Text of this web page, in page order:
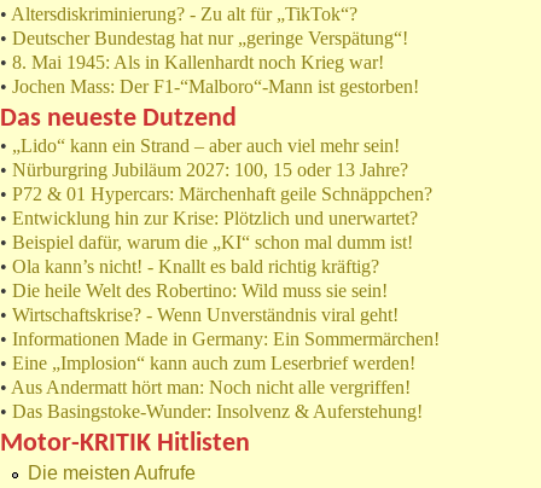
• Altersdiskriminierung? - Zu alt für „TikTok“?
• Deutscher Bundestag hat nur „geringe Verspätung“!
• 8. Mai 1945: Als in Kallenhardt noch Krieg war!
• Jochen Mass: Der F1-“Malboro“-Mann ist gestorben!
Das neueste Dutzend
• „Lido“ kann ein Strand – aber auch viel mehr sein!
• Nürburgring Jubiläum 2027: 100, 15 oder 13 Jahre?
• P72 & 01 Hypercars: Märchenhaft geile Schnäppchen?
• Entwicklung hin zur Krise: Plötzlich und unerwartet?
• Beispiel dafür, warum die „KI“ schon mal dumm ist!
• Ola kann’s nicht! - Knallt es bald richtig kräftig?
• Die heile Welt des Robertino: Wild muss sie sein!
• Wirtschaftskrise? - Wenn Unverständnis viral geht!
• Informationen Made in Germany: Ein Sommermärchen!
• Eine „Implosion“ kann auch zum Leserbrief werden!
• Aus Andermatt hört man: Noch nicht alle vergriffen!
• Das Basingstoke-Wunder: Insolvenz & Auferstehung!
Motor-KRITIK Hitlisten
Die meisten Aufrufe